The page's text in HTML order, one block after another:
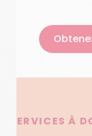
SERVICES À